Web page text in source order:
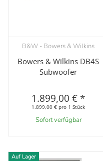
B&W - Bowers & Wilkins
Bowers & Wilkins DB4S
Subwoofer
1.899,00 € *
1.899,00 € pro 1 Stück
Sofort verfügbar
Auf Lager